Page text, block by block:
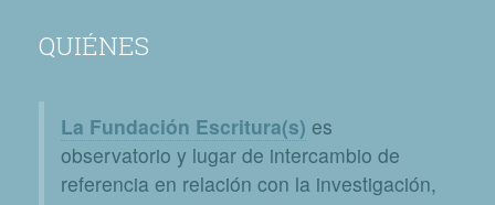
QUIÉNES
La Fundación Escritura(s) es
observatorio y lugar de intercambio de
referencia en relación con la investigación,